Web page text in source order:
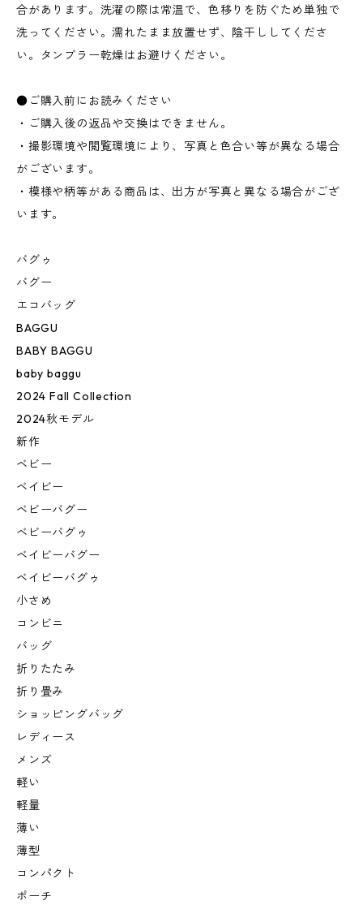
合があります。洗濯の際は常温で、色移りを防ぐため単独で
洗ってください。濡れたまま放置せず、陰干ししてくださ
い。タンブラー乾燥はお避けください。
●ご購入前にお読みください
・ご購入後の返品や交換はできません。
・撮影環境や閲覧環境により、写真と色合い等が異なる場合
がございます。
・模様や柄等がある商品は、出方が写真と異なる場合がござ
います。
バグゥ
バグー
エコバッグ
BAGGU
BABY BAGGU
baby baggu
2024 Fall Collection
2024秋モデル
新作
ベビー
ベイビー
ベビーバグー
ベビーバグゥ
ベイビーバグー
ベイビーバグゥ
小さめ
コンビニ
バッグ
折りたたみ
折り畳み
ショッピングバッグ
レディース
メンズ
軽い
軽量
薄い
薄型
コンパクト
ポーチ